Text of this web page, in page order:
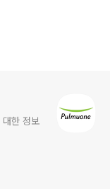
대한 정보